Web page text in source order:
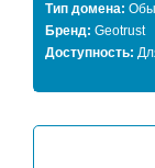
Тип домена:
Бренд: Geotrust
Доступность: